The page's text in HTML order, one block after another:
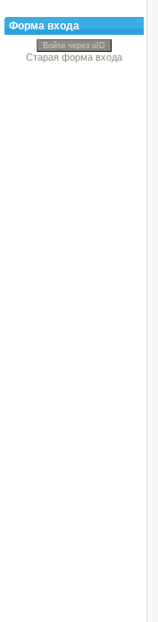
Форма входа
Войти через uID
Старая форма входа